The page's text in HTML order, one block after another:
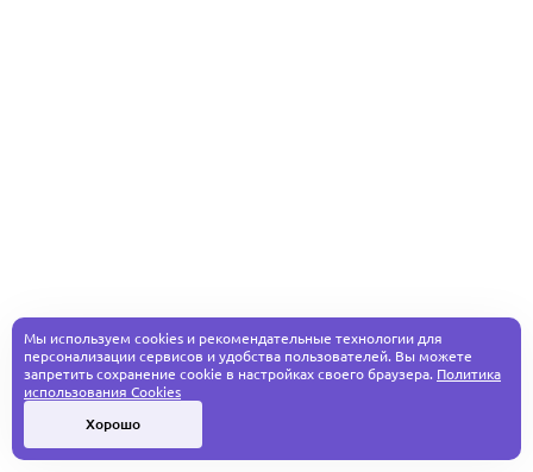
Мы используем cookies и рекомендательные технологии для
персонализации сервисов и удобства пользователей. Вы можете
запретить сохранение cookie в настройках своего браузера. Политика
использования Cookies
Хорошо